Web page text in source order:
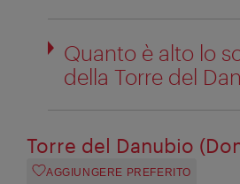
Quanto è alto lo
della Torre del
Torre del Danubio
AGGIUNGERE PREFERITO